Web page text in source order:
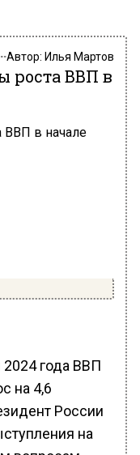
Автор: Илья Мартов
роста ВВП в
2024 года ВВП
на 4,6
России
на